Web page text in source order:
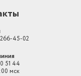
45-02
51 44
мск